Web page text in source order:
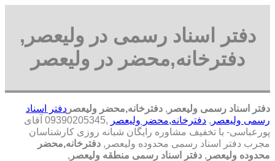
دفتر اسناد رسمی در ولیعصر,
دفترخانه,محضر در ولیعصر
دفتر اسناد رسمی ولیعصر , دفترخانه,محضر ولیعصر دفتر اسناد
رسمی ولیعصر , دفترخانه,محضر ولیعصر
,09390205345 آقای
پورعباسی- با تخفیف مشاوره رايگان شبانه روزی کارشناسان
مجرب دفتر اسناد رسمی محدوده ولیعصر, دفترخانه,محضر
محدوده ولیعصر , دفتر اسناد رسمی منطقه ولیعصر ,